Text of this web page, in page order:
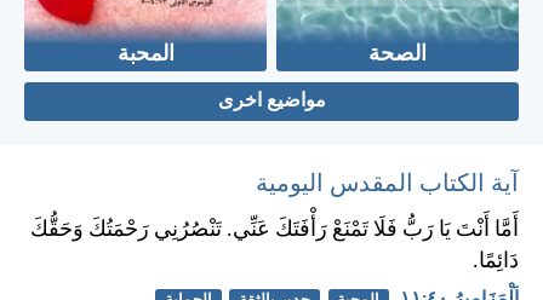
الصحة المحبة
مواضيع اخرى
آية الكتاب المقدس اليومية
أَمَّا أَنْتَ يَا رَبُّ فَلَا تَمْنَعْ رَأْفَتَكَ عَنِّي. تَنْصُرُنِي رَحْمَتُكَ وَحَقُّكَ
دَائِمًا.